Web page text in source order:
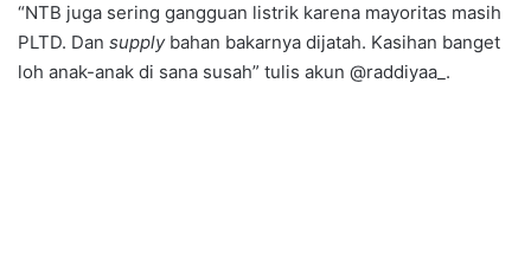
“NTB juga sering gangguan listrik karena mayoritas masih
PLTD. Dan supplybahan bakarnya dijatah. Kasihan banget
loh anak-anak di sana susah” tulis akun @raddiyaa_.